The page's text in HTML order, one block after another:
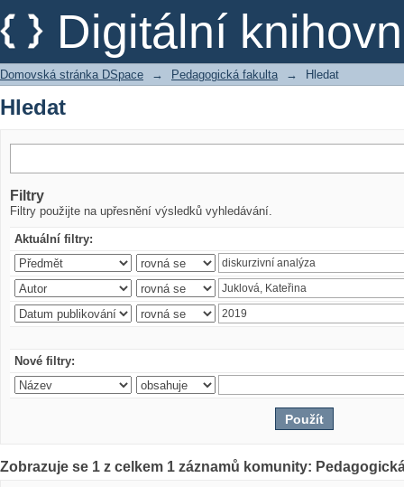
Digitální
Hledat
Domovská stránka DSpace → Pedagogická fakulta → Hledat
Hledat
Filtry
Filtry použijte na upřesnění výsledků vyhledávání.
Aktuální filtry:
Nové filtry:
Zobrazuje se 1 z celkem 1 záznamů komunity: